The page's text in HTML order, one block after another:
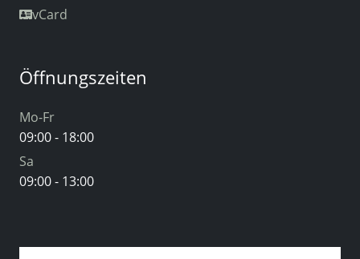
vCard
Öffnungszeiten
Mo-Fr
09:00 - 18:00
Sa
09:00 - 13:00